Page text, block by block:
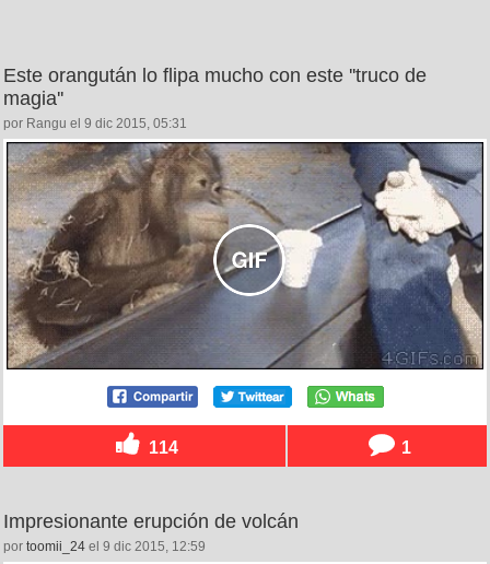
Este orangután lo flipa mucho con este ''truco de
magia''
por Rangu el 9 dic 2015, 05:31
114 1
Impresionante erupción de volcán
por toomii_24 el 9 dic 2015, 12:59